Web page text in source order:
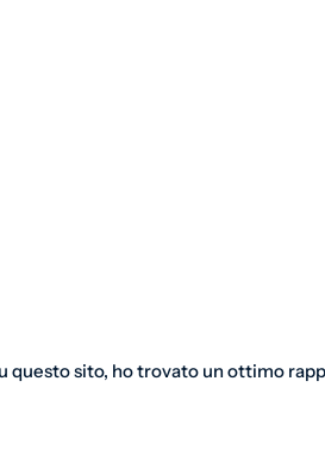
questo sito, ho trovato un ottimo